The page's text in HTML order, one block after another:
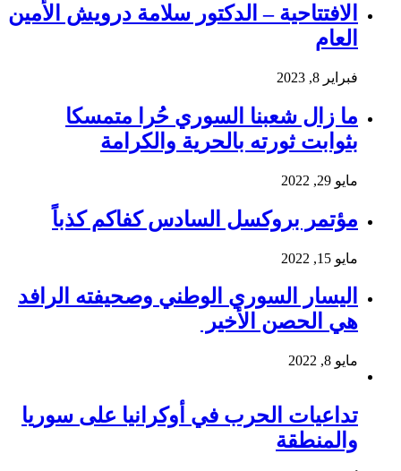
الافتتاحية – الدكتور سلامة درويش الأمين
العام
فبراير 8, 2023
ما زال شعبنا السوري حُرا متمسكا
بثوابت ثورته بالحرية والكرامة
مايو 29, 2022
مؤتمر بروكسل السادس كفاكم كذباً
مايو 15, 2022
اليسار السوري الوطني وصحيفته الرافد
هي الحصن الأخير
مايو 8, 2022
تداعيات الحرب في أوكرانيا على سوريا
والمنطقة